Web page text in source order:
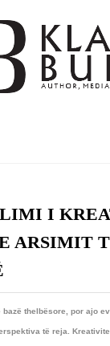
I
ARSIMIT
bazë thelbësore, por ajo
të reja.